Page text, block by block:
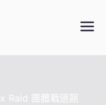
Raid 團體戰道館